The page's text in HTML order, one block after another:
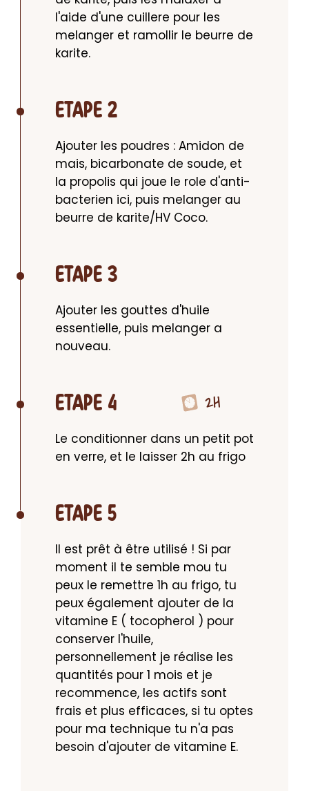
l'aide d'une cuillere pour les
melanger et ramollir le beurre de
karite.
ETAPE 2
Ajouter les poudres : Amidon de
mais, bicarbonate de soude, et
la propolis qui joue le role d'anti-
bacterien ici, puis melanger au
beurre de karite/HV Coco.
ETAPE 3
Ajouter les gouttes d'huile
essentielle, puis melanger a
nouveau.
ETAPE 4 2H
Le conditionner dans un petit pot
en verre, et le laisser 2h au frigo
ETAPE 5
Il est prêt à être utilisé ! Si par
moment il te semble mou tu
peux le remettre 1h au frigo, tu
peux également ajouter de la
vitamine E ( tocopherol ) pour
conserver l'huile,
personnellement je réalise les
quantités pour 1 mois et je
recommence, les actifs sont
frais et plus efficaces, si tu optes
pour ma technique tu n'a pas
besoin d'ajouter de vitamine E.